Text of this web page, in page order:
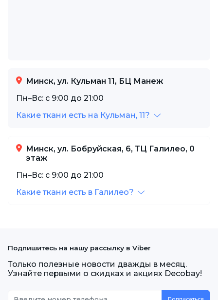
Минск, ул. Кульман 11, БЦ Манеж
Пн–Вс: с 9:00 до 21:00
Какие ткани есть на Кульман, 11?
Минск, ул. Бобруйская, 6, ТЦ Галилео, 0
этаж
Пн–Вс: с 9:00 до 21:00
Какие ткани есть в Галилео?
Подпишитесь на нашу рассылку в Viber
Только полезные новости дважды в месяц.
Узнайте первыми о скидках и акциях Decobay!